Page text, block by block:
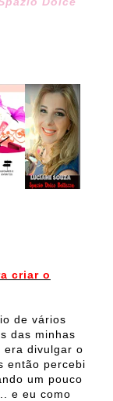
criar o
de vários
das minhas
era divulgar o
então percebi
um pouco
e eu como